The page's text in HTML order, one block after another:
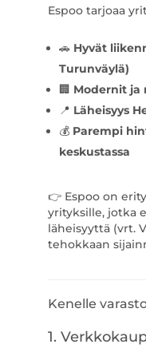
Espoo tarjoaa
🚗 Hyvät
Turunväylä)
🏢 Modernit ja
📍 Läheisyys
💰 Parempi
keskustassa
👉 Espoo on
yrityksille, jotka
läheisyyttä (vrt.
tehokkaan
Kenelle
1.